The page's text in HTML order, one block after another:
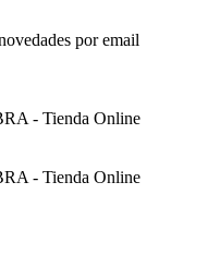
por email